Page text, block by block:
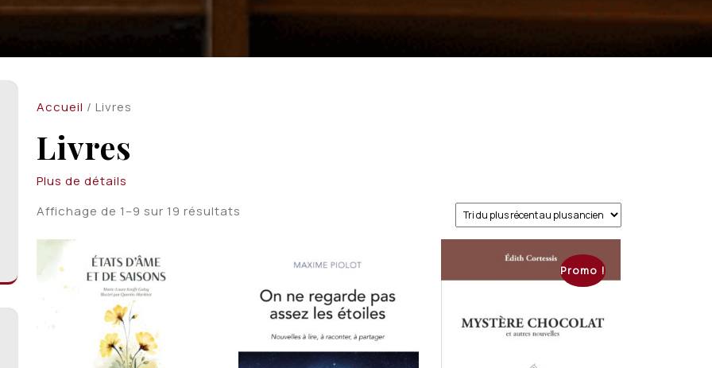
Accueil / Livres
Livres
Plus de détails
Affichage de 1–9 sur 19 résultats
plus
ancien
Promo !